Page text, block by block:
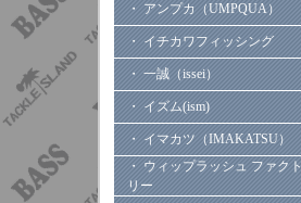
・ アンプカ（UMPQUA）
・ イチカワフィッシング
・ 一誠（issei）
・ イズム(ism)
・ イマカツ（IMAKATSU）
・ ウィップラッシュ ファクト
リー